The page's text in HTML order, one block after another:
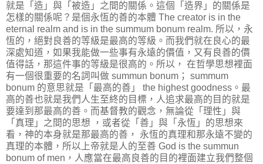
就是「造」與「被造」之間的關係。這個「造界」的關係是
怎樣的關係呢？是個永恆的善的本體 The creator is in the
eternal realm and is in the summum bonum realm. 所以，永
恆的，絕對良善的等級是最高的等級。而我們就在良心的最
深處知道，如果我能做一些事有永遠的價值，又有良善的價
值得話，那這件事的等級是很高的。所以， 在哲學思想裡面
有一個很重要的名詞叫做 summun bonum； summum
bonum 的意思就是「最高的善」 the highest goodness。最
高的善也就是我們人生至終的目標，人追求最高的目的就是
要達到那最高的善。而基督教的觀念，無論從「理性」與
「真理」之間的思想 ，或者從「善」與「永恆」的思想來
看，神的本身就是那最高的善， 永恆的真理和那永遠不變的
真理的本體，所以上帝就是人的至善 God is the summun
bonum of men，人應當在最高良善的目的裡面建立我們整個